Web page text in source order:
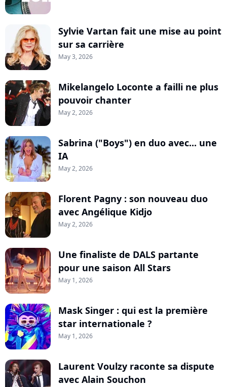
Sylvie Vartan fait une mise au point
sur sa carrière
May 3, 2026
Mikelangelo Loconte a failli ne plus
pouvoir chanter
May 2, 2026
Sabrina ("Boys") en duo avec... une
IA
May 2, 2026
Florent Pagny : son nouveau duo
avec Angélique Kidjo
May 2, 2026
Une finaliste de DALS partante
pour une saison All Stars
May 1, 2026
Mask Singer : qui est la première
star internationale ?
May 1, 2026
Laurent Voulzy raconte sa dispute
avec Alain Souchon